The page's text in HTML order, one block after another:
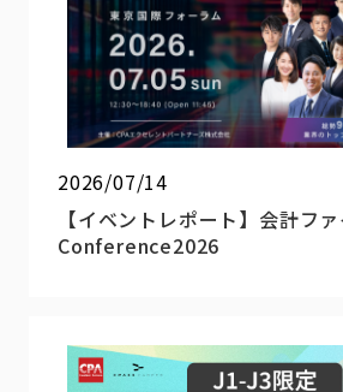
2026/07/14
【イベントレポート】会計フ
Conference2026